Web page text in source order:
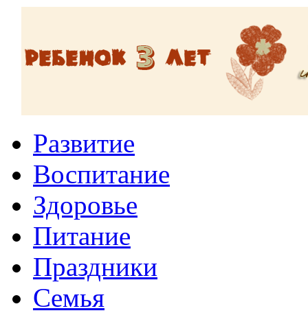
Развитие
Воспитание
Здоровье
Питание
Праздники
Семья